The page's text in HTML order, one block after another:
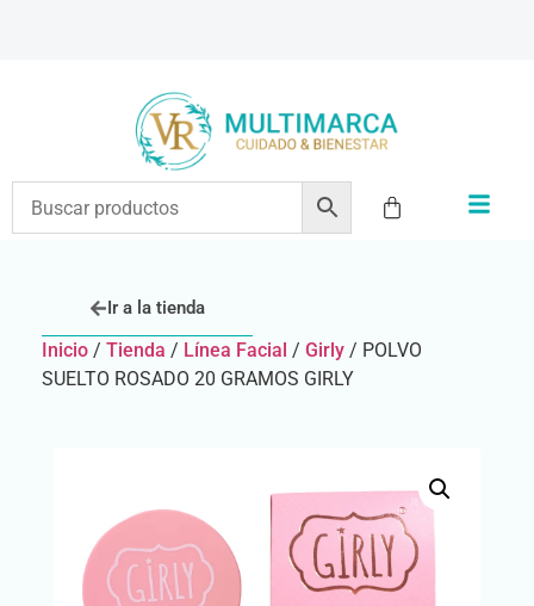
Ir a la tienda
Inicio / Tienda / Línea Facial / Girly / POLVO
SUELTO ROSADO 20 GRAMOS GIRLY